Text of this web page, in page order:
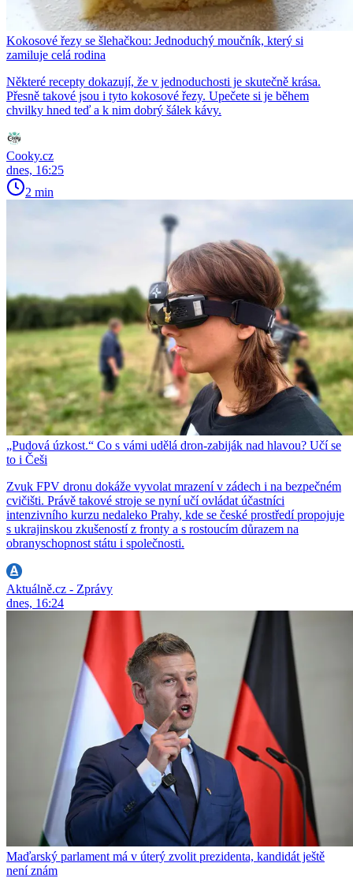
Kokosové řezy se šlehačkou: Jednoduchý moučník, který si
zamiluje celá rodina
Některé recepty dokazují, že v jednoduchosti je skutečně krása.
Přesně takové jsou i tyto kokosové řezy. Upečete si je během
chvilky hned teď a k nim dobrý šálek kávy.
Cooky.cz
dnes, 16:25
2 min
„Pudová úzkost.“ Co s vámi udělá dron-zabiják nad hlavou? Učí se
to i Češi
Zvuk FPV dronu dokáže vyvolat mrazení v zádech i na bezpečném
cvičišti. Právě takové stroje se nyní učí ovládat účastníci
intenzivního kurzu nedaleko Prahy, kde se české prostředí propojuje
s ukrajinskou zkušeností z fronty a s rostoucím důrazem na
obranyschopnost státu i společnosti.
Aktuálně.cz - Zprávy
dnes, 16:24
Maďarský parlament má v úterý zvolit prezidenta, kandidát ještě
není znám